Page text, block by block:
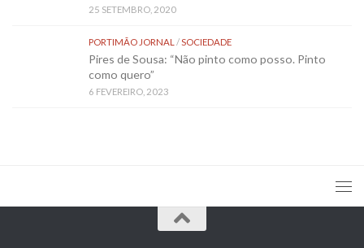
25 SETEMBRO, 2020
PORTIMÃO JORNAL / SOCIEDADE
Pires de Sousa: “Não pinto como posso. Pinto
como quero”
6 FEVEREIRO, 2023